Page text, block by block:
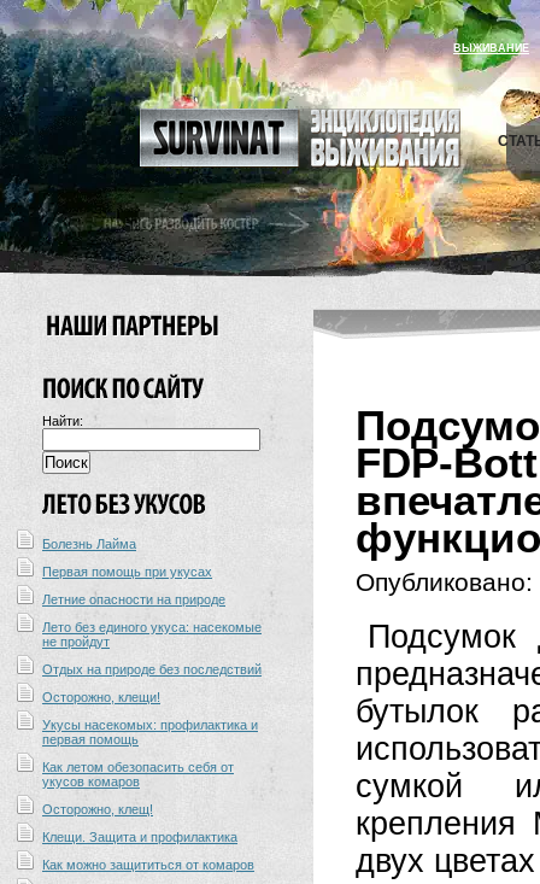
ВЫЖИВАНИЕ
Найти:
Болезнь Лайма
Первая помощь при укусах
Летние опасности на природе
Лето без единого укуса: насекомые
не пройдут
Отдых на природе без последствий
Осторожно, клещи!
Укусы насекомых: профилактика и
первая помощь
Как летом обезопасить себя от
укусов комаров
Осторожно, клещ!
Клещи. Защита и профилактика
Как можно защититься от комаров
FDP-
Опубликовано:
Подсумок
бутылок
сумкой
крепления
двух